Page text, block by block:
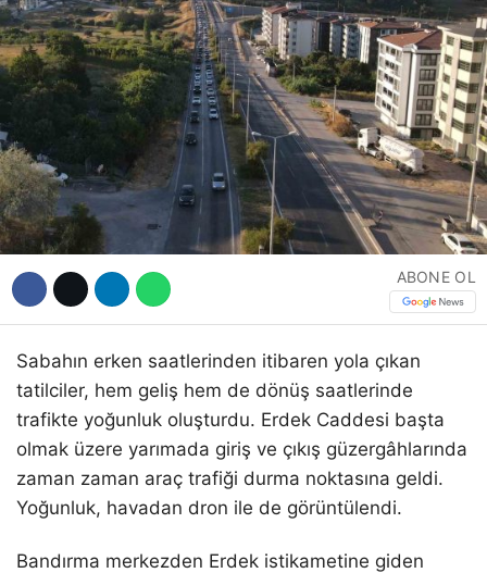
Youtube
ABONE OL
Sabahın erken saatlerinden itibaren yola çıkan
tatilciler, hem geliş hem de dönüş saatlerinde
trafikte yoğunluk oluşturdu. Erdek Caddesi başta
olmak üzere yarımada giriş ve çıkış güzergâhlarında
zaman zaman araç trafiği durma noktasına geldi.
Yoğunluk, havadan dron ile de görüntülendi.
Bandırma merkezden Erdek istikametine giden